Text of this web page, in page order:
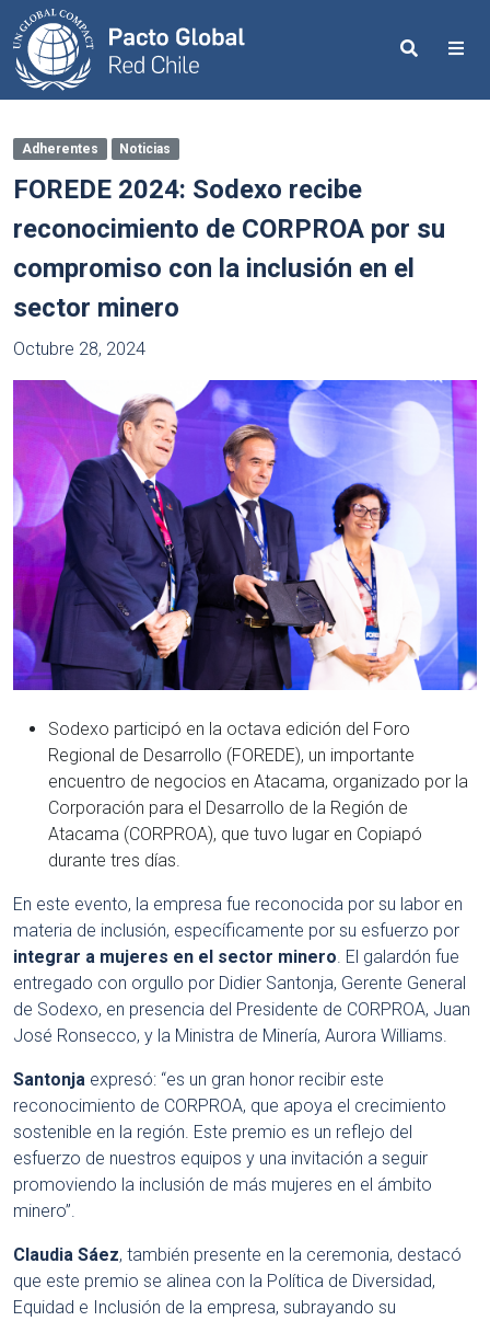
Search
Adherentes Noticias
FOREDE 2024: Sodexo recibe
reconocimiento de CORPROA por su
compromiso con la inclusión en el
sector minero
Octubre 28, 2024
Sodexo participó en la octava edición del Foro
Regional de Desarrollo (FOREDE), un importante
encuentro de negocios en Atacama, organizado por la
Corporación para el Desarrollo de la Región de
Atacama (CORPROA), que tuvo lugar en Copiapó
durante tres días.
En este evento, la empresa fue reconocida por su labor en
materia de inclusión, específicamente por su esfuerzo por
integrar a mujeres en el sector minero . El galardón fue
entregado con orgullo por Didier Santonja, Gerente General
de Sodexo, en presencia del Presidente de CORPROA, Juan
José Ronsecco, y la Ministra de Minería, Aurora Williams.
Santonja expresó: “es un gran honor recibir este
reconocimiento de CORPROA, que apoya el crecimiento
sostenible en la región. Este premio es un reflejo del
esfuerzo de nuestros equipos y una invitación a seguir
promoviendo la inclusión de más mujeres en el ámbito
minero”.
Claudia Sáez, también presente en la ceremonia, destacó
que este premio se alinea con la Política de Diversidad,
Equidad e Inclusión de la empresa, subrayando su